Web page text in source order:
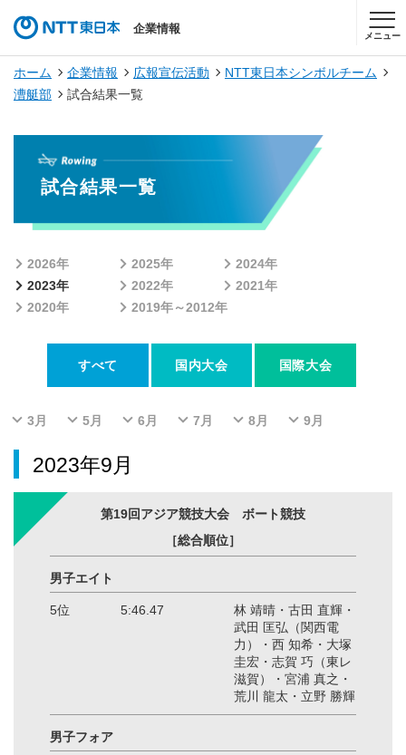
企業情報
メニュー
ホーム 企業情報 広報宣伝活動
NTT東日本シンボルチーム
漕艇部
試合結果一覧
試合結果一覧
2026年 2025年
2024年
2023年
2022年
2021年
2020年
2019年～2012年
すべて 国内大会 国際大会
3月 5月 6月 7月 8月 9月
2023年9月
第19回アジア競技大会 ボート競技
［総合順位］
男子エイト
5位 5:46.47
林 靖晴・古田 直輝・
武田 匡弘（関西電
力）・西 知希・大塚
圭宏・志賀 巧（東レ
滋賀）・宮浦 真之・
荒川 龍太・立野 勝輝
男子フォア